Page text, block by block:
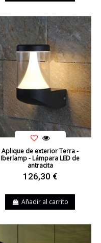
Aplique de exterior Terra -
Iberlamp - Lámpara LED de
antracita
126,30 €
Añadir al carrito